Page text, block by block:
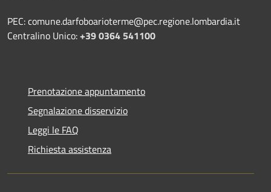
PEC: comune.darfoboarioterme@pec.regione.lombardia.it
Centralino Unico:+39 0364 541100
Prenotazione appuntamento
Segnalazione disservizio
Leggi le FAQ
Richiesta assistenza